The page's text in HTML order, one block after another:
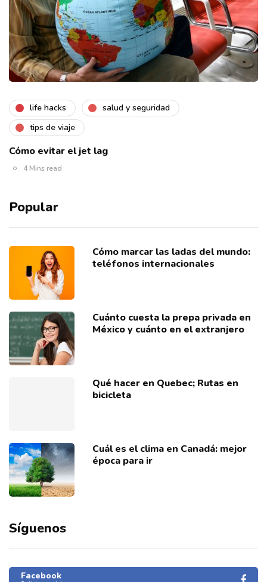
life hacks
salud y seguridad
tips de viaje
Cómo evitar el jet lag
4 Mins read
Popular
Cómo marcar las ladas del mundo:
teléfonos internacionales
Cuánto cuesta la prepa privada en
México y cuánto en el extranjero
Qué hacer en Quebec; Rutas en
bicicleta
Cuál es el clima en Canadá: mejor
época para ir
Síguenos
Facebook